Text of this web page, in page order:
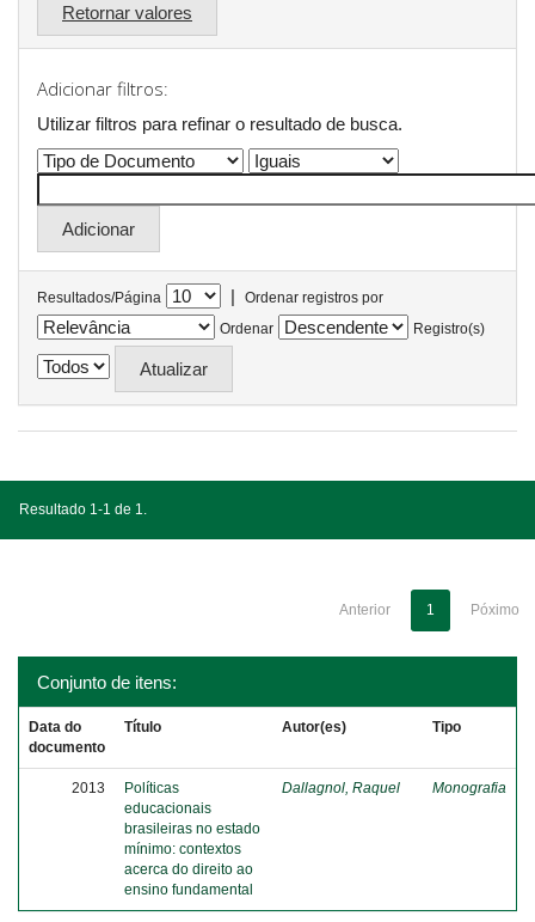
Retornar valores
Adicionar filtros:
Utilizar filtros para refinar o resultado de busca.
Resultados/Página |
Ordenar registros por
Ordenar
Registro(s)
Resultado 1-1 de 1.
Anterior 1 Póximo
Conjunto de itens:
Data do
documento
Título Autor(es) Tipo
2013
Políticas
educacionais
brasileiras no estado
mínimo: contextos
acerca do direito ao
ensino fundamental
Dallagnol, Raquel Monografia